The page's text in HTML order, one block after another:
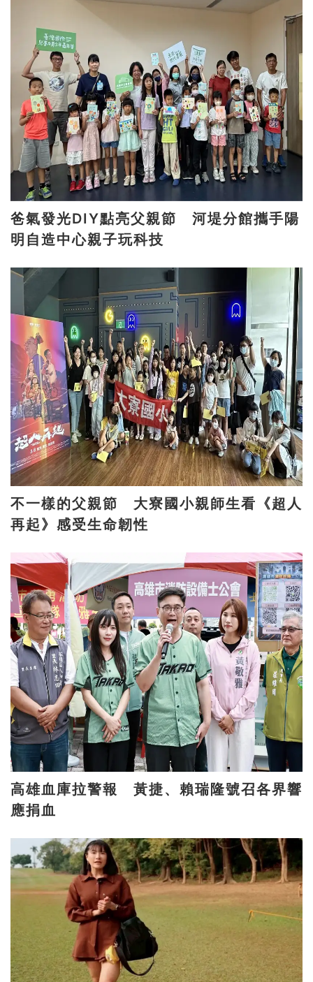
爸氣發光DIY點亮父親節 河堤分館攜手陽
明自造中心親子玩科技
不一樣的父親節 大寮國小親師生看《超人
再起》感受生命韌性
高雄血庫拉警報 黃捷、賴瑞隆號召各界響
應捐血